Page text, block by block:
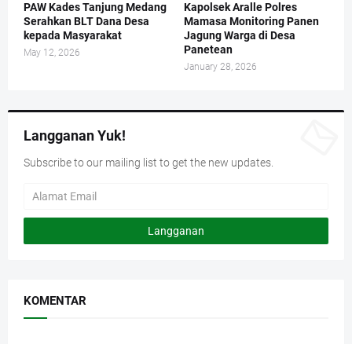
PAW Kades Tanjung Medang
Serahkan BLT Dana Desa
kepada Masyarakat
May 12, 2026
Kapolsek Aralle Polres
Mamasa Monitoring Panen
Jagung Warga di Desa
Panetean
January 28, 2026
Langganan Yuk!
Subscribe to our mailing list to get the new updates.
KOMENTAR